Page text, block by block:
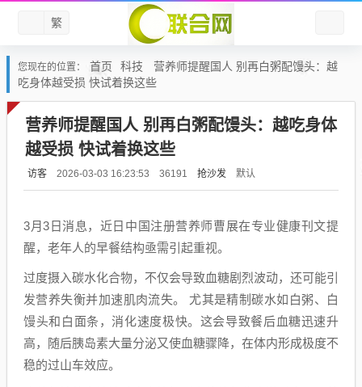
繁
您现在的位置： 首页 科技
营养师提醒国人 别再白粥配馒头：越
吃身体越受损 快试着换这些
营养师提醒国人 别再白粥配馒头：越吃身体
越受损 快试着换这些
访客 2026-03-03 16:23:53 36191 抢沙发 默认
3月3日消息，近日中国注册营养师曹展在专业健康刊文提
醒，老年人的早餐结构亟需引起重视。
过度摄入碳水化合物，不仅会导致血糖剧烈波动，还可能引
发营养失衡并加速肌肉流失。 尤其是精制碳水如白粥、白
馒头和白面条，消化速度极快。这会导致餐后血糖迅速升
高，随后胰岛素大量分泌又使血糖骤降，在体内形成极度不
稳的过山车效应。